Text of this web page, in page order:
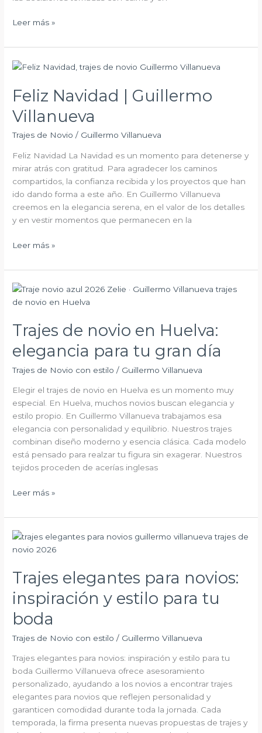
Leer más »
Feliz Navidad | Guillermo
Villanueva
Trajes de Novio / Guillermo Villanueva
Feliz Navidad La Navidad es un momento para detenerse y
mirar atrás con gratitud. Para agradecer los caminos
compartidos, la confianza recibida y los proyectos que han
ido dando forma a este año. En Guillermo Villanueva
creemos en la elegancia serena, en el valor de los detalles
y en vestir momentos que permanecen en la
Feliz
|
Guillermo
Villanueva
Leer más »
Trajes de novio en Huelva:
elegancia para tu gran día
Trajes de Novio con estilo / Guillermo Villanueva
Elegir el trajes de novio en Huelva es un momento muy
especial. En Huelva, muchos novios buscan elegancia y
estilo propio. En Guillermo Villanueva trabajamos esa
elegancia con personalidad y equilibrio. Nuestros trajes
combinan diseño moderno y esencia clásica. Cada modelo
está pensado para realzar tu figura sin exagerar. Nuestros
tejidos proceden de acerías inglesas
Trajes
de
en
Huelva:
elegancia
para
gran
día
Leer más »
Trajes elegantes para novios:
inspiración y estilo para tu
boda
Trajes de Novio con estilo / Guillermo Villanueva
Trajes elegantes para novios: inspiración y estilo para tu
boda Guillermo Villanueva ofrece asesoramiento
personalizado, ayudando a los novios a encontrar trajes
elegantes para novios que reflejen personalidad y
garanticen comodidad durante toda la jornada. Cada
temporada, la firma presenta nuevas propuestas de trajes y
Trajes
elegantes
novios:
inspiración
estilo
para
tu